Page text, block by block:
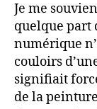
Je me
quelque part
numérique
couloirs
signifiait
de la